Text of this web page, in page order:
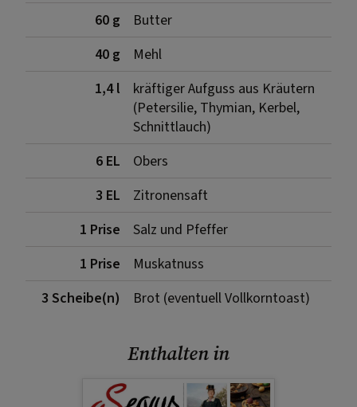
60 g
Butter
40 g
Mehl
1,4 l
kräftiger Aufguss aus Kräutern
(Petersilie, Thymian, Kerbel,
Schnittlauch)
6 EL
Obers
3 EL
Zitronensaft
1 Prise
Salz und Pfeffer
1 Prise
Muskatnuss
3 Scheibe(n)
Brot (eventuell Vollkorntoast)
Enthalten in